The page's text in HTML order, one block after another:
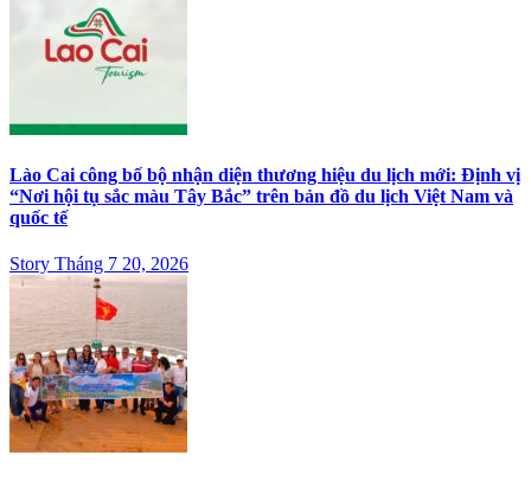
Lào Cai công bố bộ nhận diện thương hiệu du lịch mới: Định vị
“Nơi hội tụ sắc màu Tây Bắc” trên bản đồ du lịch Việt Nam và
quốc tế
Story Tháng 7 20, 2026